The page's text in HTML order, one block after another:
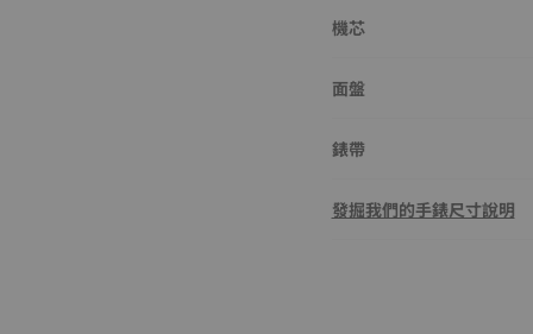
機芯
面盤
錶帶
發掘我們的手錶尺寸說明